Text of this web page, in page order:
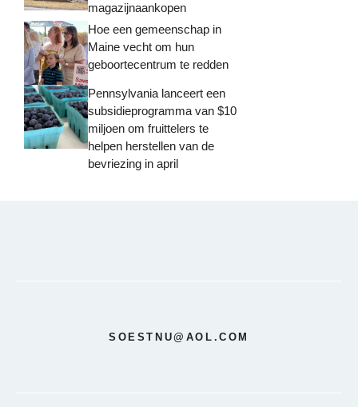
magazijnaankopen
Hoe een gemeenschap in
Maine vecht om hun
geboortecentrum te redden
Pennsylvania lanceert een
subsidieprogramma van $10
miljoen om fruittelers te
helpen herstellen van de
bevriezing in april
SOESTNU@AOL.COM